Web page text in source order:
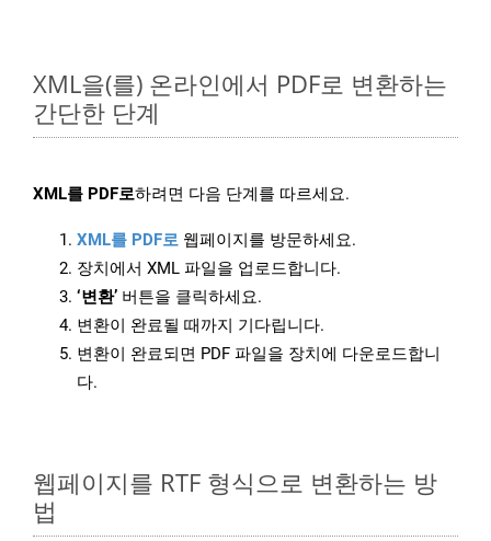
XML을(를) 온라인에서 PDF로 변환하는
간단한 단계
XML를 PDF로하려면 다음 단계를 따르세요.
XML를 PDF로 웹페이지를 방문하세요.
장치에서 XML 파일을 업로드합니다.
‘변환’ 버튼을 클릭하세요.
변환이 완료될 때까지 기다립니다.
변환이 완료되면 PDF 파일을 장치에 다운로드합니
다.
웹페이지를 RTF 형식으로 변환하는 방
법